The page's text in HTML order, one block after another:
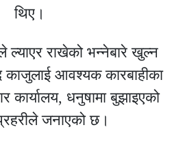
थिए।
राखेको भन्नेबारे खुल्न
आवश्यक कारबाहीका
कार्यालय, धनुषामा बुझाइएको
जनाएको छ।